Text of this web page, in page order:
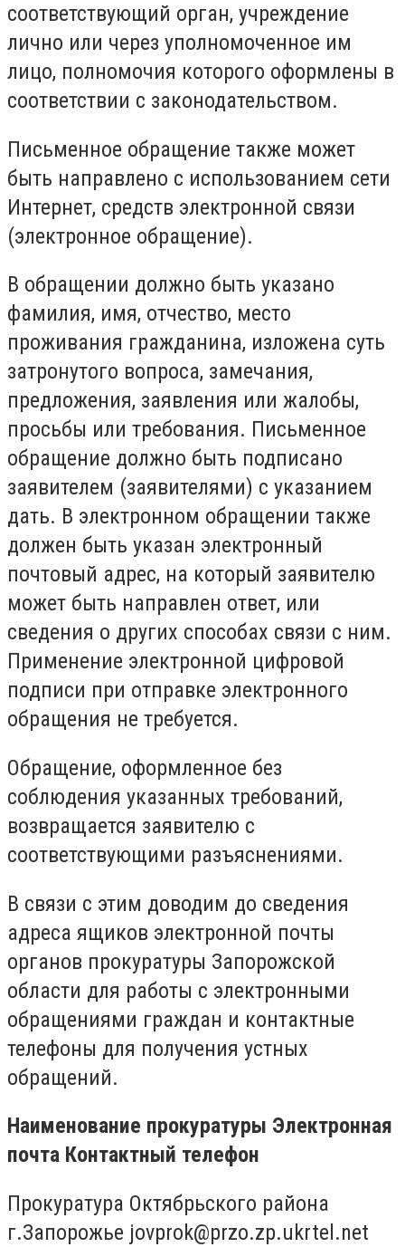
соответствующий орган, учреждение
лично или через уполномоченное им
лицо, полномочия которого оформлены в
соответствии с законодательством.
Письменное обращение также может
быть направлено с использованием сети
Интернет, средств электронной связи
(электронное обращение).
В обращении должно быть указано
фамилия, имя, отчество, место
проживания гражданина, изложена суть
затронутого вопроса, замечания,
предложения, заявления или жалобы,
просьбы или требования. Письменное
обращение должно быть подписано
заявителем (заявителями) с указанием
дать. В электронном обращении также
должен быть указан электронный
почтовый адрес, на который заявителю
может быть направлен ответ, или
сведения о других способах связи с ним.
Применение электронной цифровой
подписи при отправке электронного
обращения не требуется.
Обращение, оформленное без
соблюдения указанных требований,
возвращается заявителю с
соответствующими разъяснениями.
В связи с этим доводим до сведения
адреса ящиков электронной почты
органов прокуратуры Запорожской
области для работы с электронными
обращениями граждан и контактные
телефоны для получения устных
обращений.
Наименование прокуратуры Электронная
почта Контактный телефон
Прокуратура Октябрьского района
г.Запорожье jovprok@przo.zp.ukrtel.net